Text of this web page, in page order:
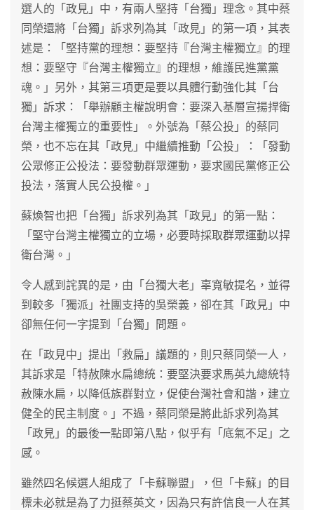
選人的「政見」中，有兩人堅持「台獨」理念。其中蔡
同榮還將「台獨」訴求列為其「政見」的第一項，其表
述是：「堅持黨的理想：要堅持『台灣主權獨立』的理
想：要堅守『台灣主權獨立』的理想，維護民進黨黨
魂。」另外，其第三項更是要以具體行動強化其「台
獨」訴求：「舉辦顧主權說明會：要深入基層宣揚捍衛
台灣主權獨立的重要性」。外號為「蔡公投」的蔡同
榮，也不忘在其「政見」中繼續推動「公投」：「發動
公眾修正公投法：要發動群眾運動，要求國民黨修正公
投法，落實人民公投權。」
蘇煥智也把「台獨」訴求列為其「政見」的第一點：
「堅守台灣主權獨立的立場，必要時採取群眾運動以捍
衛台灣。」
令人感到詫異的是，由「台獨大老」辜寬敏提名，並得
到較多「獨派」社團支持的吳榮義，卻在其「政見」中
卻無任何一字提到「台獨」問題。
在「政見中」提出「救扁」議題的，則只蔡同榮一人，
其訴求是「特赦陳水扁總統：要堅決要求馬英九總統特
赦陳水扁，以降低族群對立，促使台灣社會和諧，建立
健全的民主制度。」不過，蔡同榮是將此訴求列為其
「政見」的最後一點即第八點，似乎有「底氣不足」之
感。
雖然四名候選人組成了「卡蘇聯盟」，但「卡蘇」的目
標未必就是為了力挺蔡英文，因為只有許信良一人在其